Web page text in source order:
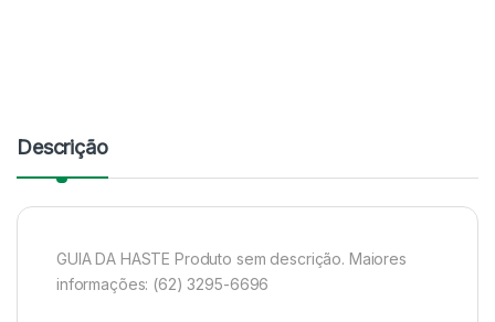
Descrição
GUIA DA HASTE Produto sem descrição. Maiores
informações: (62) 3295-6696